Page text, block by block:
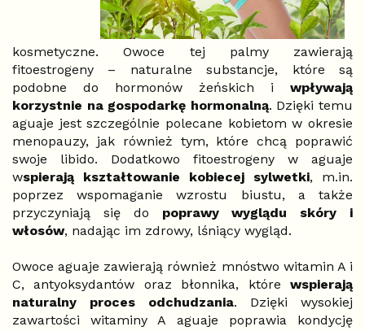
kosmetyczne. Owoce tej palmy zawierają
fitoestrogeny – naturalne substancje, które są
podobne do hormonów żeńskich i wpływają
korzystnie na gospodarkę hormonalną. Dzięki temu
aguaje jest szczególnie polecane kobietom w okresie
menopauzy, jak również tym, które chcą poprawić
swoje libido. Dodatkowo fitoestrogeny w aguaje
wspierają kształtowanie kobiecej sylwetki, m.in.
poprzez wspomaganie wzrostu biustu, a także
przyczyniają się do poprawy wyglądu skóry i
włosów, nadając im zdrowy, lśniący wygląd.
Owoce aguaje zawierają również mnóstwo witamin A i
C, antyoksydantów oraz błonnika, które wspierają
naturalny proces odchudzania. Dzięki wysokiej
zawartości witaminy A aguaje poprawia kondycję